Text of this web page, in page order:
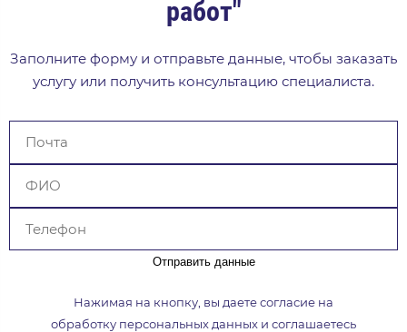
работ"
Заполните форму и отправьте данные, чтобы заказать
услугу или получить консультацию специалиста.
Отправить данные
Нажимая на кнопку, вы даете согласие на
обработку персональных данных и соглашаетесь